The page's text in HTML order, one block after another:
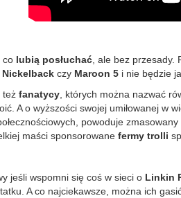
co lubią posłuchać , ale bez
Nickelback czy Maroon 5 i nie będzie
też fanatycy , których można nazwać
A o wyższości swojej umiłowanej w
powoduje
maści sponsorowane fermy trolli
jeśli wspomni się coś w sieci o Linkin
A co najciekawsze, można ich